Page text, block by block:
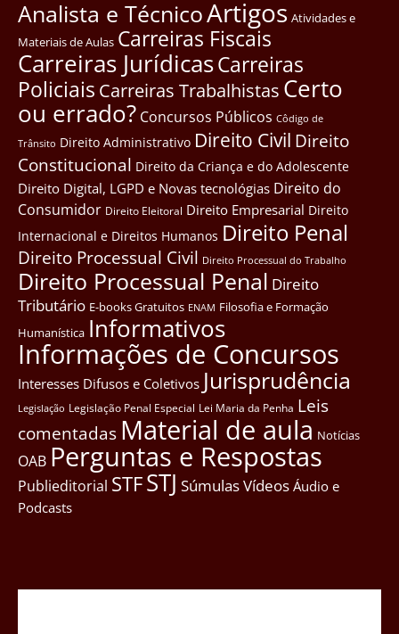
Analista e TécnicoArtigos Atividades e
Materiais de Aulas Carreiras Fiscais
Carreiras JurídicasCarreiras
Policiais Carreiras Trabalhistas Certo
ou errado? Concursos Públicos Côdigo de
Trânsito Direito Administrativo Direito Civil Direito
Constitucional Direito da Criança e do Adolescente
Direito Digital, LGPD e Novas tecnológias Direito do
Consumidor Direito Eleitoral Direito Empresarial Direito
Internacional e Direitos Humanos Direito Penal
Direito Processual Civil Direito Processual do Trabalho
Direito Processual Penal Direito
Tributário E-books Gratuitos ENAM Filosofia e Formação
Humanística Informativos
Informações de Concursos
Interesses Difusos e Coletivos Jurisprudência
Legislação Legislação Penal Especial Lei Maria da Penha Leis
comentadas Material de aula Notícias
OAB Perguntas e Respostas
Publieditorial STFSTJ SúmulasVídeos Áudio e
Podcasts